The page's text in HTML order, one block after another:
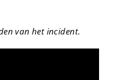
van het incident.